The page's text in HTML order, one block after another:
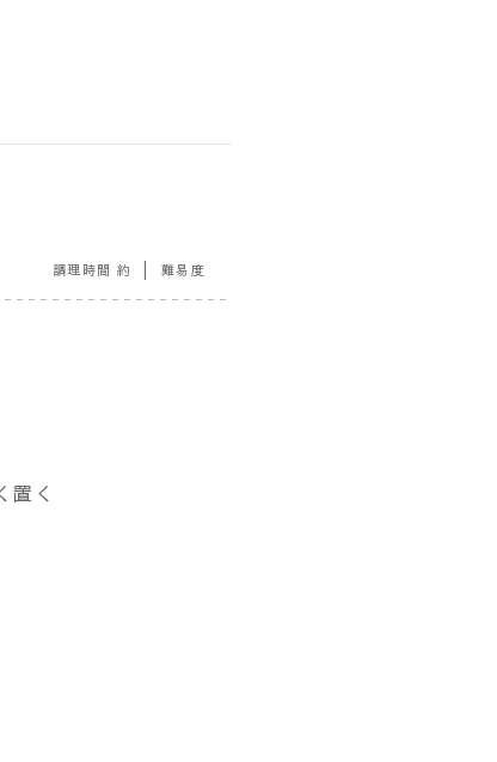
調理時間 約 難易度
置く